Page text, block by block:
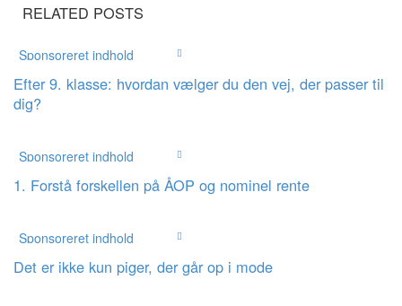
RELATED POSTS
Sponsoreret indhold
Efter 9. klasse: hvordan vælger du den vej, der passer til
dig?
Sponsoreret indhold
1. Forstå forskellen på ÅOP og nominel rente
Sponsoreret indhold
Det er ikke kun piger, der går op i mode